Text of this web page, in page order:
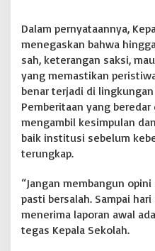
g
a
k
i
m
i
S
e
b
m
F
a
k
Dalam pernyataannya,
menegaskan bahwa
sah, keterangan saksi,
yang memastikan
benar terjadi di
Pemberitaan yang
mengambil kesimpulan
baik institusi sebelum
terungkap.
“Jangan membangun
pasti bersalah. Sampai
menerima laporan awal
tegas Kepala Sekolah.